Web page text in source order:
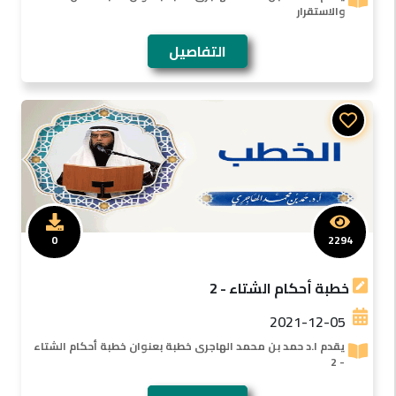
والاستقرار
التفاصيل
خطبة أحكام الشتاء - 2
2021-12-05
يقدم ا.د حمد بن محمد الهاجرى خطبة بعنوان خطبة أحكام الشتاء
- 2
2294
0